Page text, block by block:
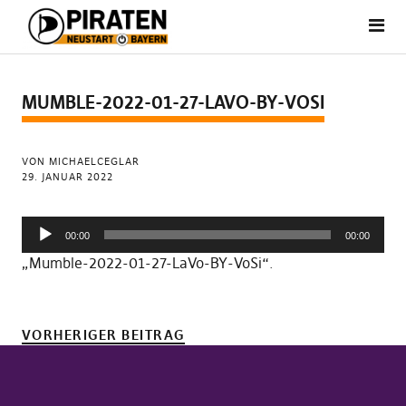
MUMBLE-2022-01-27-LAVO-BY-VOSI
VON MICHAELCEGLAR
29. JANUAR 2022
Audio-
Player
00:00 00:00
„Mumble-2022-01-27-LaVo-BY-VoSi“.
VORHERIGER BEITRAG